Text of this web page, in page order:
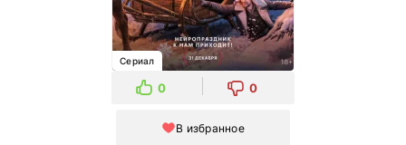
Сериал
0 0
В избранное